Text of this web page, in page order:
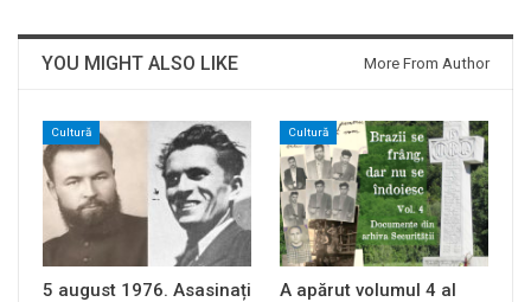
YOU MIGHT ALSO LIKE More From Author
Cultură
5 august 1976. Asasinați
Cultură
A apărut volumul 4 al